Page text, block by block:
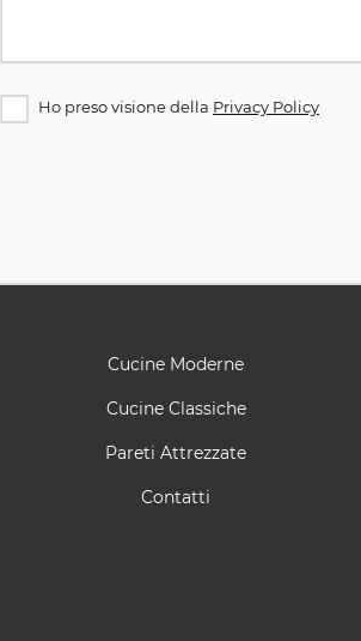
Ho preso visione della Privacy Policy
Cucine Moderne
Cucine Classiche
Pareti Attrezzate
Contatti